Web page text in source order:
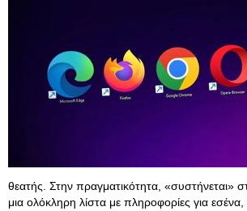
θεατής. Στην πραγματικότητα, «συστήνεται»
μια ολόκληρη λίστα με πληροφορίες για